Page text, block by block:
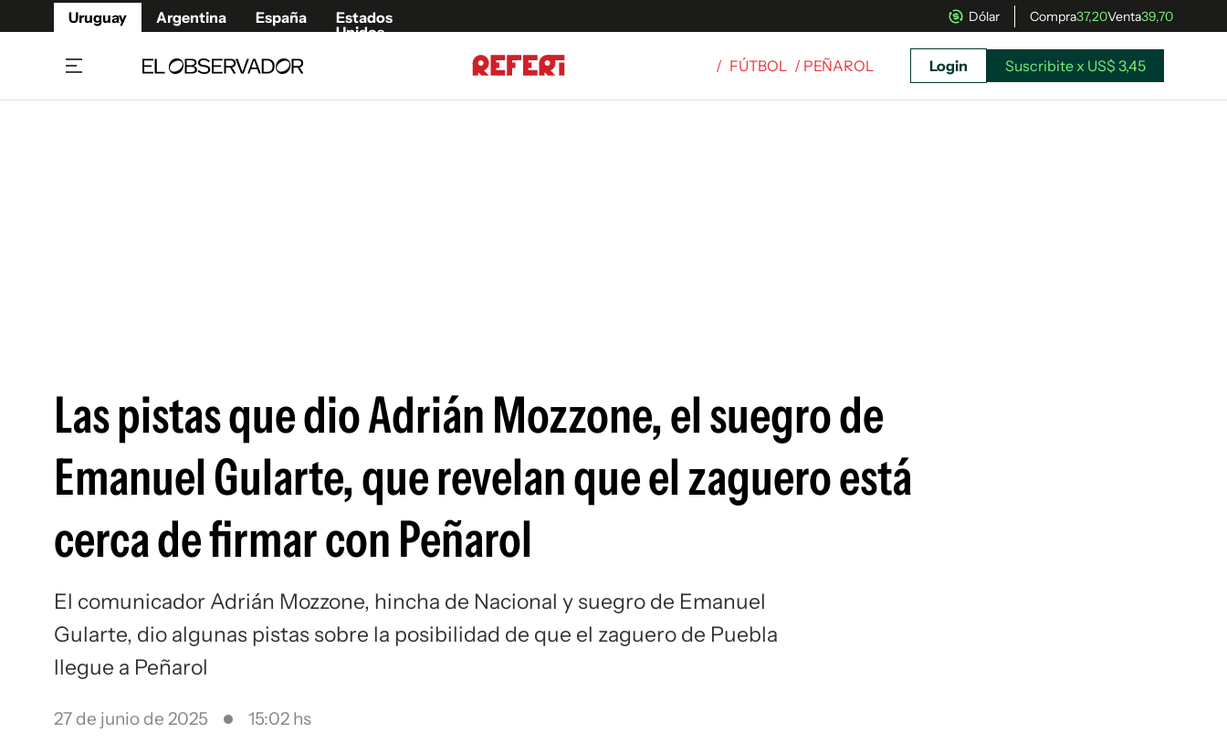
Uruguay Argentina España
Estados
Unidos
Dólar Compra37,20Venta39,70
/ FÚTBOL / PEÑAROL Login Suscribite x US$ 3,45
Las pistas que dio Adrián Mozzone, el suegro de
Emanuel Gularte, que revelan que el zaguero está
cerca de firmar con Peñarol
El comunicador Adrián Mozzone, hincha de Nacional y suegro de Emanuel
Gularte, dio algunas pistas sobre la posibilidad de que el zaguero de Puebla
llegue a Peñarol
27 de junio de 2025 15:02 hs